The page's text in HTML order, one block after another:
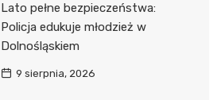
Lato pełne bezpieczeństwa:
Policja edukuje młodzież w
Dolnośląskiem
9 sierpnia, 2026